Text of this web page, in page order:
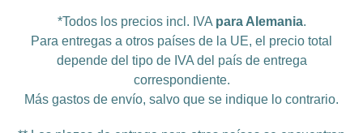
*Todos los precios incl. IVA para Alemania.
Para entregas a otros países de la UE, el precio total
depende del tipo de IVA del país de entrega
correspondiente.
Más gastos de envío, salvo que se indique lo contrario.